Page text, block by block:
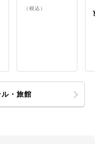
（税込）
・旅館